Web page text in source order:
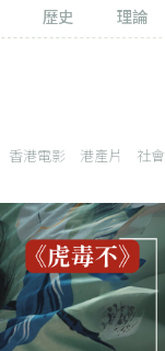
歷史 理論
香港電影 港產片
社會